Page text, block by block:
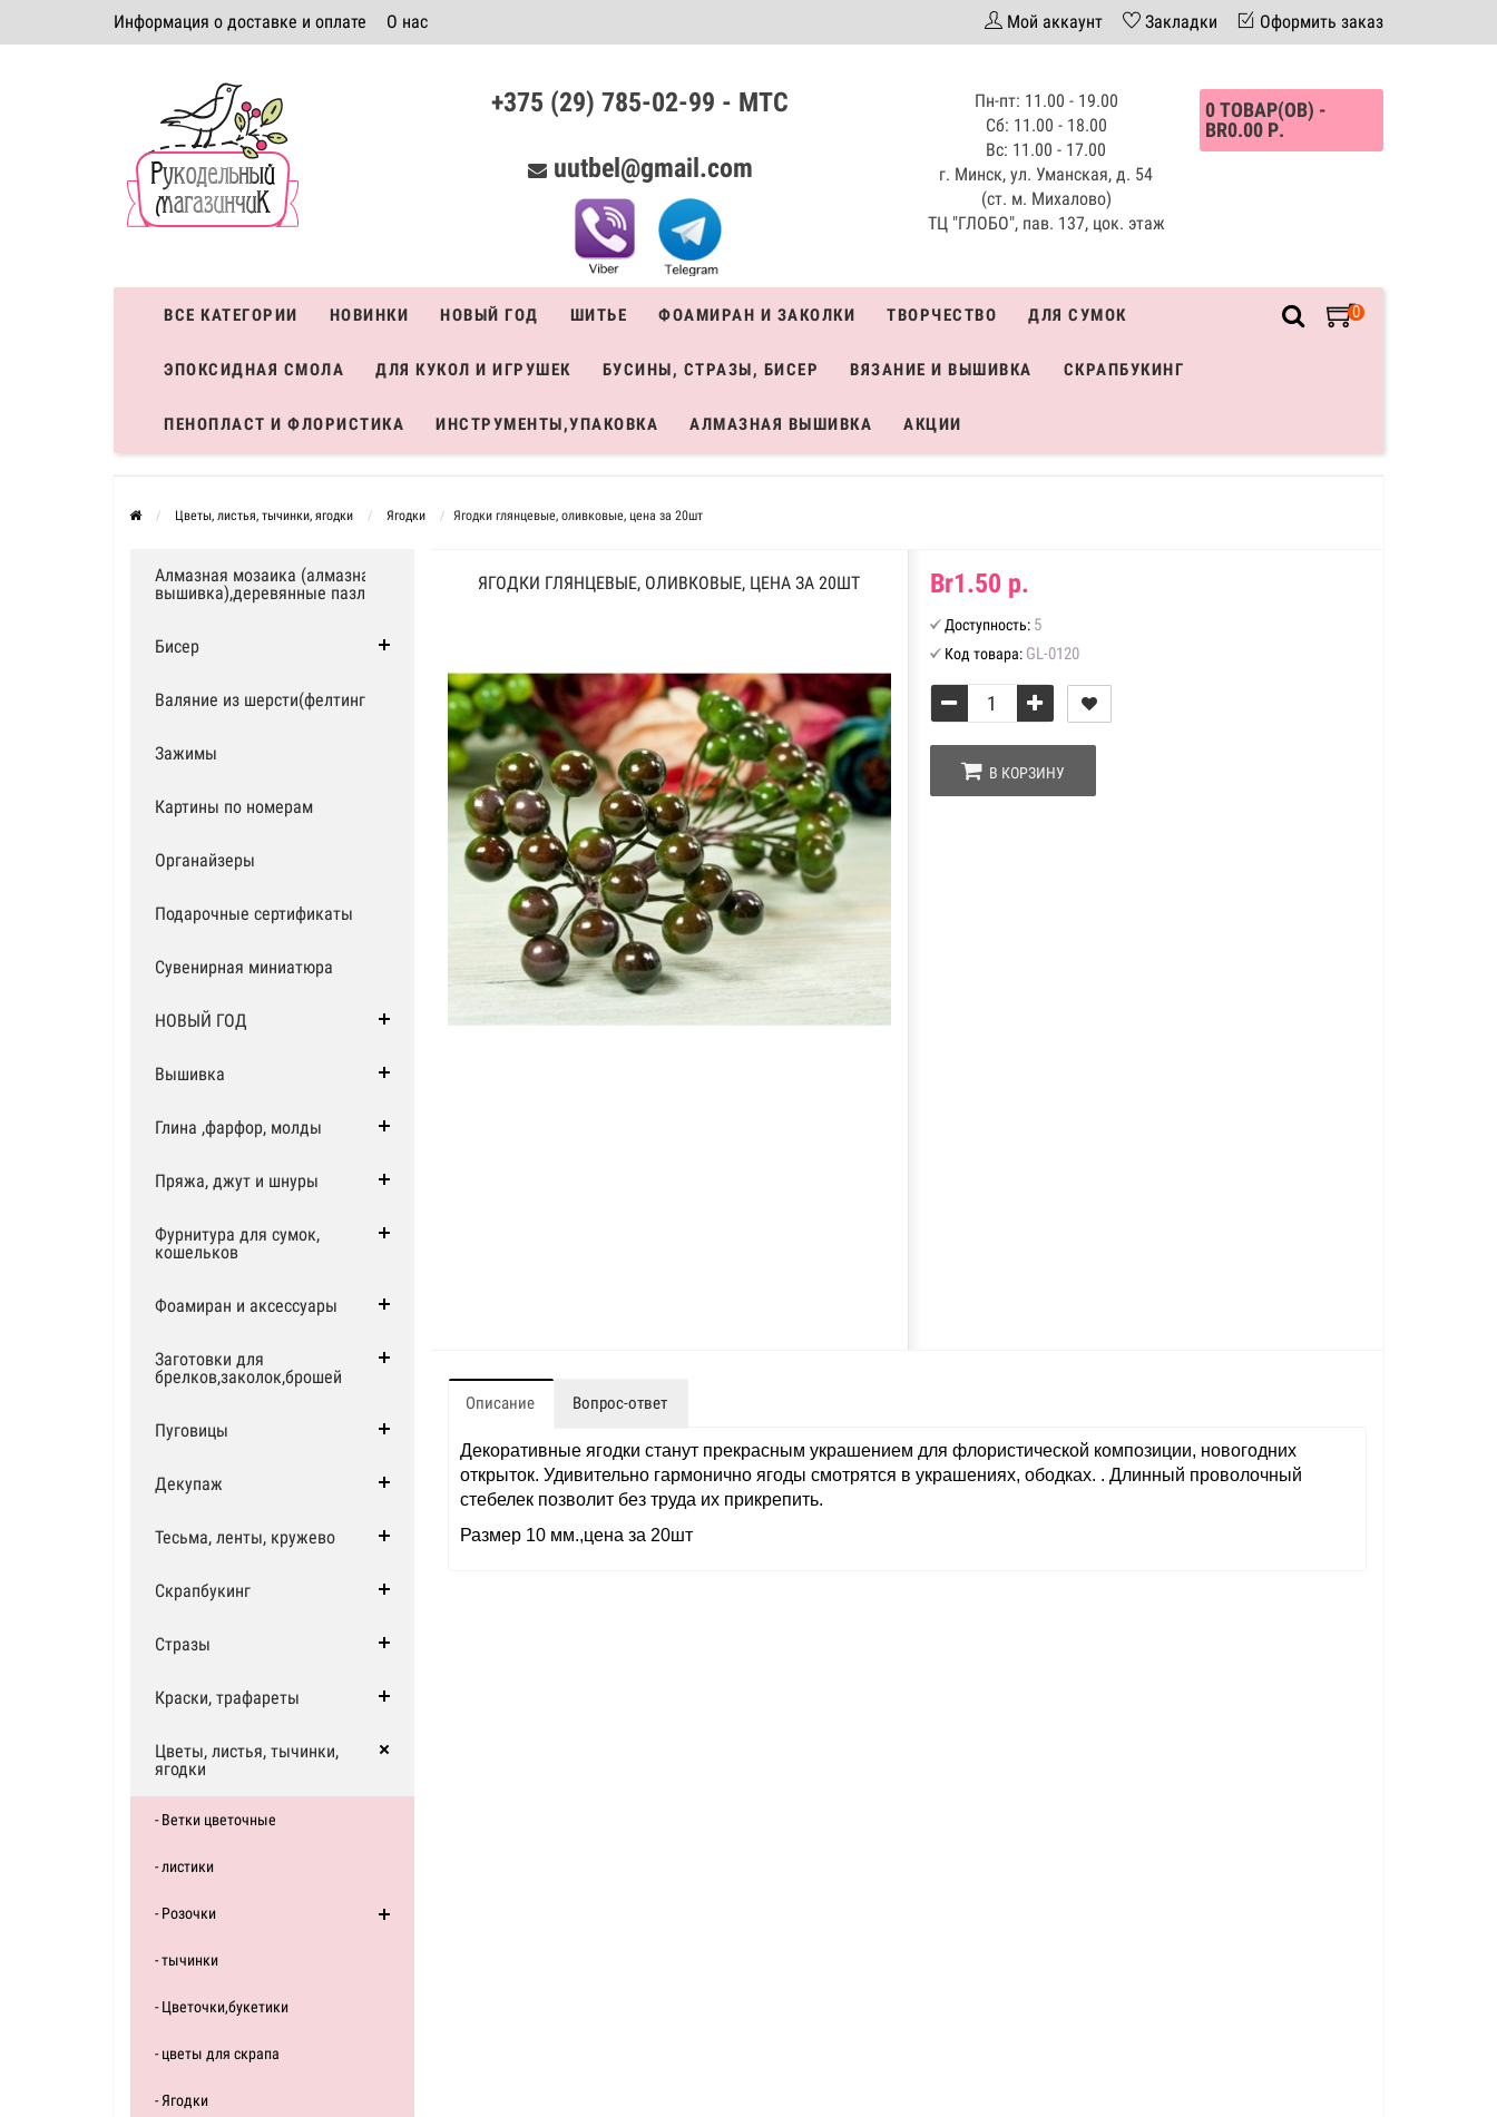
Информация о доставке и оплате О нас
Система скидок
Мой аккаунт Закладки Оформить заказ
+375 (29) 785-02-99 - МТС
uutbel@gmail.com
Пн-пт: 11.00 - 19.00
Сб: 11.00 - 18.00
Вс: 11.00 - 17.00
г. Минск, ул. Уманская, д. 54
(ст. м. Михалово)
ТЦ "ГЛОБО", пав. 137, цок. этаж
0 ТОВАР(ОВ) -
BR0.00 Р.
0
ВСЕ КАТЕГОРИИ НОВИНКИ НОВЫЙ ГОД ШИТЬЕ ФОАМИРАН И ЗАКОЛКИ ТВОРЧЕСТВО ДЛЯ СУМОК
ЭПОКСИДНАЯ СМОЛА ДЛЯ КУКОЛ И ИГРУШЕК БУСИНЫ, СТРАЗЫ, БИСЕР ВЯЗАНИЕ И ВЫШИВКА СКРАПБУКИНГ
ПЕНОПЛАСТ И ФЛОРИСТИКА ИНСТРУМЕНТЫ,УПАКОВКА АЛМАЗНАЯ ВЫШИВКА АКЦИИ
Цветы, листья, тычинки, ягодки Ягодки Ягодки глянцевые, оливковые, цена за 20шт
Алмазная мозаика (алмазная
вышивка),деревянные пазлы
Бисер
Валяние из шерсти(фелтинг)
Зажимы
Картины по номерам
Органайзеры
Подарочные сертификаты
Сувенирная миниатюра
НОВЫЙ ГОД
Вышивка
Глина ,фарфор, молды
Пряжа, джут и шнуры
Фурнитура для сумок,
кошельков
Фоамиран и аксессуары
Заготовки для
брелков,заколок,брошей
Пуговицы
Декупаж
Тесьма, ленты, кружево
Скрапбукинг
Стразы
Краски, трафареты
Цветы, листья, тычинки,
ягодки
- Ветки цветочные
- листики
- Розочки
- тычинки
- Цветочки,букетики
- цветы для скрапа
- Ягодки
ЯГОДКИ ГЛЯНЦЕВЫЕ, ОЛИВКОВЫЕ, ЦЕНА ЗА 20ШТ Br1.50 р.
Доступность:5
Код товара: GL-0120
В КОРЗИНУ
Описание Вопрос-ответ
Декоративные ягодки станут прекрасным украшением для флористической композиции, новогодних
открыток. Удивительно гармонично ягоды смотрятся в украшениях, ободках. . Длинный проволочный
стебелек позволит без труда их прикрепить.
Размер 10 мм.,цена за 20шт